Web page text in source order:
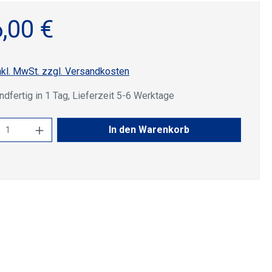
€
MwSt. zzgl. Versandkosten
in 1 Tag, Lieferzeit 5-6 Werktage
Anzahl: Gib den gewünschten Wert
In den Warenkorb